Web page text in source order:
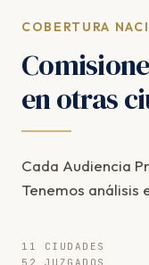
COBERTURA
en otras
Cada Audiencia
Tenemos análisis
11 CIUDADES
52 JUZGADOS